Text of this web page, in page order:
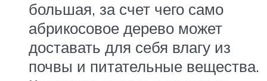
большая, за счет чего само
абрикосовое дерево может
доставать для себя влагу из
почвы и питательные вещества.